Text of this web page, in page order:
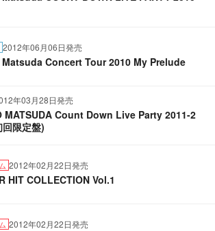
2012年06月06日発売
Concert Tour 2010 My Prelude
年03月28日発売
MATSUDA Count Down Live Party 2011-2
限定盤)
2012年02月22日発売
HIT COLLECTION Vol.1
2012年02月22日発売